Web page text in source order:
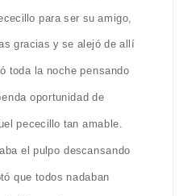
para ser su amigo,
gracias y se alejó de allí
toda la noche pensando
oportunidad de
pececillo tan amable.
el pulpo descansando
que todos nadaban